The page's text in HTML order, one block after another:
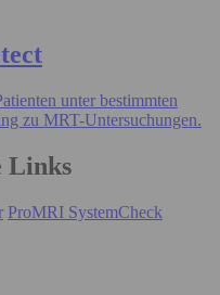
unter bestimmten
zu MRT-Untersuchungen.
Links
ProMRI SystemCheck